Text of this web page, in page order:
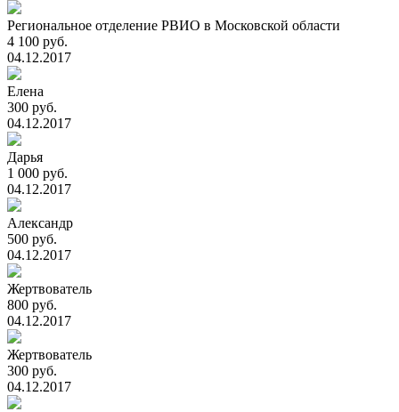
Региональное отделение РВИО в Московской области
4 100 руб.
04.12.2017
Елена
300 руб.
04.12.2017
Дарья
1 000 руб.
04.12.2017
Александр
500 руб.
04.12.2017
Жертвователь
800 руб.
04.12.2017
Жертвователь
300 руб.
04.12.2017